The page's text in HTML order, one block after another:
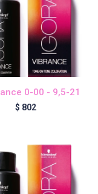
0-00 - 9,5-21
$ 802